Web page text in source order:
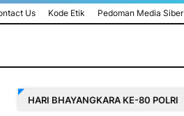
Us Kode Etik Pedoman Media Siber
HARI BHAYANGKARA KE-80 POLRI